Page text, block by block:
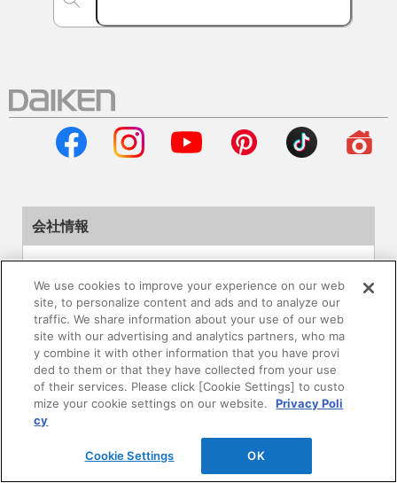
会社情報
企業情報
サステナビリティ
採用情報
ニュースリリース
We use cookies to improve your experience on our web
site, to personalize content and ads and to analyze our
traffic. We share information about your use of our web
site with our advertising and analytics partners, who ma
y combine it with other information that you have provi
ded to them or that they have collected from your use
of their services. Please click [Cookie Settings] to custo
mize your cookie settings on our website.
Privacy Poli
cy
Cookie Settings OK